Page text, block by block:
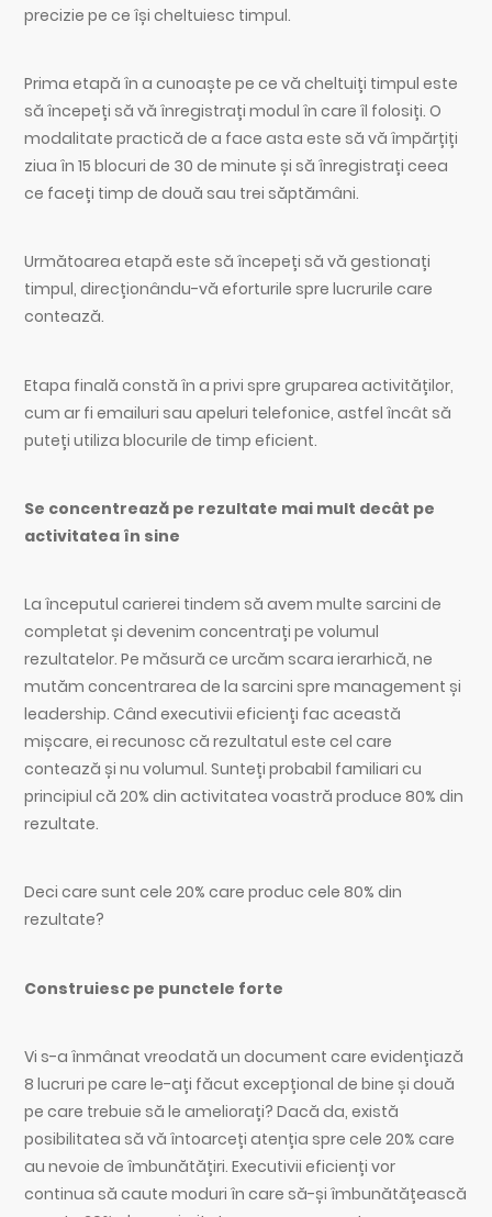
precizie pe ce își cheltuiesc timpul.
Prima etapă în a cunoaște pe ce vă cheltuiți timpul este
să începeți să vă înregistrați modul în care îl folosiți. O
modalitate practică de a face asta este să vă împărțiți
ziua în 15 blocuri de 30 de minute și să înregistrați ceea
ce faceți timp de două sau trei săptămâni.
Următoarea etapă este să începeți să vă gestionați
timpul, direcționându-vă eforturile spre lucrurile care
contează.
Etapa finală constă în a privi spre gruparea activităților,
cum ar fi emailuri sau apeluri telefonice, astfel încât să
puteți utiliza blocurile de timp eficient.
Se concentrează pe rezultate mai mult decât pe
activitatea în sine
La începutul carierei tindem să avem multe sarcini de
completat și devenim concentrați pe volumul
rezultatelor. Pe măsură ce urcăm scara ierarhică, ne
mutăm concentrarea de la sarcini spre management și
leadership. Când executivii eficienți fac această
mișcare, ei recunosc că rezultatul este cel care
contează și nu volumul. Sunteți probabil familiari cu
principiul că 20% din activitatea voastră produce 80% din
rezultate.
Deci care sunt cele 20% care produc cele 80% din
rezultate?
Construiesc pe punctele forte
Vi s-a înmânat vreodată un document care evidențiază
8 lucruri pe care le-ați făcut excepțional de bine și două
pe care trebuie să le ameliorați? Dacă da, există
posibilitatea să vă întoarceți atenția spre cele 20% care
au nevoie de îmbunătățiri. Executivii eficienți vor
continua să caute moduri în care să-și îmbunătățească